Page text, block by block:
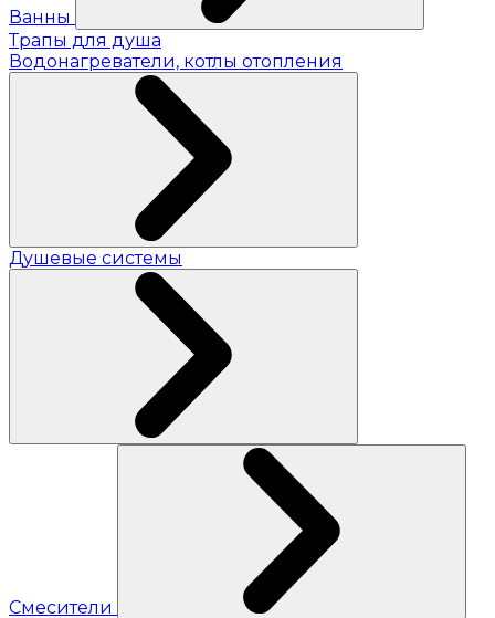
Ванны
Трапы для душа
Водонагреватели, котлы отопления
Душевые системы
Смесители